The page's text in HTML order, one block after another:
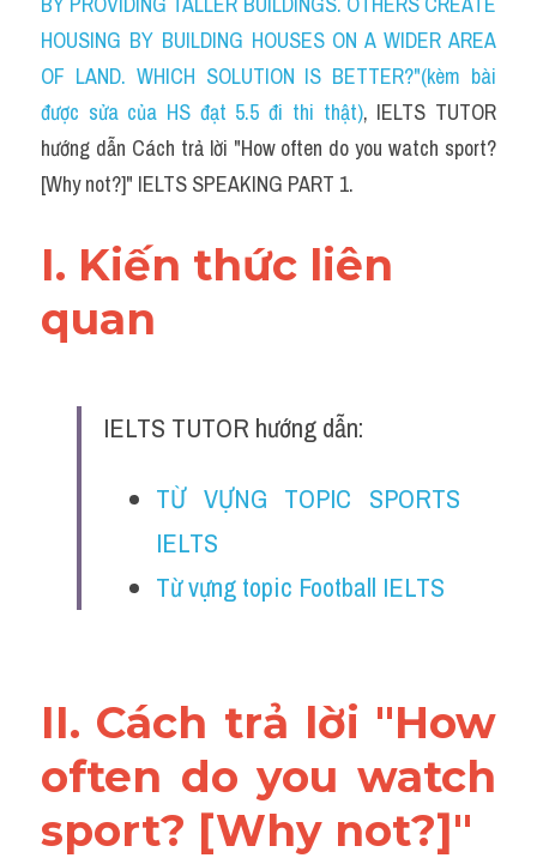
HOUSING BY BUILDING HOUSES ON A WIDER AREA
OF LAND. WHICH SOLUTION IS BETTER?"(kèm bài
được sửa của HS đạt 5.5 đi thi thật), IELTS TUTOR
hướng dẫn Cách trả lời "How often do you watch sport?
[Why not?]" IELTS SPEAKING PART 1.
I. Kiến thức liên
quan
IELTS TUTOR hướng dẫn:
TỪ VỰNG TOPIC SPORTS
IELTS
Từ vựng topic Football IELTS
II. Cách trả lời "How
often do you watch
sport? [Why not?]"